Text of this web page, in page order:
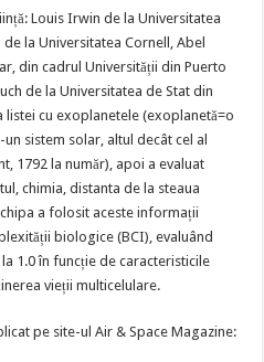
Louis Irwin de la Universitatea
la Universitatea Cornell, Abel
din cadrul Universității din Puerto
de la Universitatea de Stat din
listei cu exoplanetele (exoplanetă=o
sistem solar, altul decât cel al
1792 la număr), apoi a evaluat
chimia, distanta de la steaua
a folosit aceste informații
biologice (BCI), evaluând
1.0 în funcție de caracteristicile
vieții multicelulare.
pe site-ul Air & Space Magazine: